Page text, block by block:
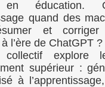
en éducation.
quand des
et
l’ère de ChatGPT
explore
supérieur :
à